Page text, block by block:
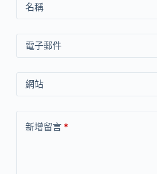
名稱
電子郵件
網站
新增留言*